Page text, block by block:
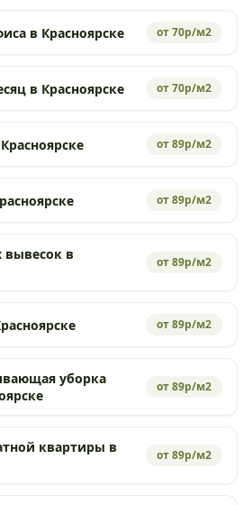
в Красноярске от 70р/м2
в Красноярске от 70р/м2
от 89р/м2
от 89р/м2
в
от 89р/м2
от 89р/м2
уборка
от 89р/м2
квартиры в
от 89р/м2